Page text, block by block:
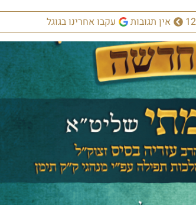
אין תגובות עקבו אחרינו בגוגל